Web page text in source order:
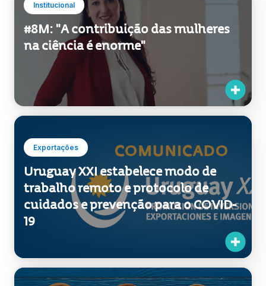
Institucional
#8M: "A contribuição das mulheres
na ciência é enorme"
Exportações
Uruguay XXI estabelece modo de
trabalho remoto e protocolo de
cuidados e prevenção para o COVID-
19